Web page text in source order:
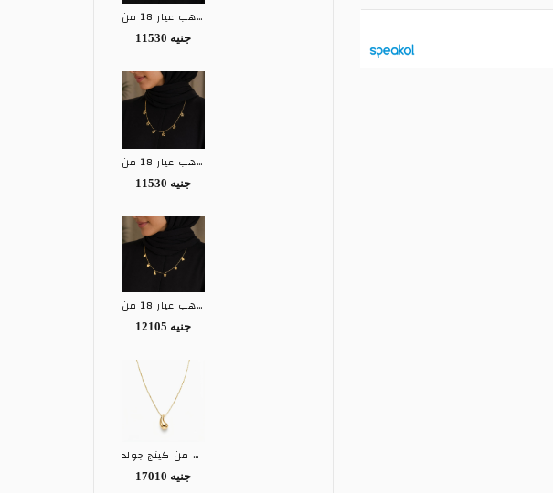
كوليه ذهب عيار 18 من EGY
11530 جنيه
كوليه ذهب عيار 18 من EGY
11530 جنيه
كوليه ذهب عيار 18 من EGY
12105 جنيه
كوليه ذهب عيار 18 من كينج جولد KING GOLD
17010 جنيه